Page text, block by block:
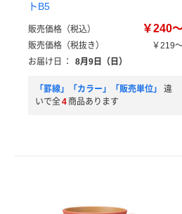
トB5
販売価格（税込） ￥240
販売価格（税抜き）
￥219
お届け日
： 8月9日（日）
「罫線」「カラー」「販売単位」
違
いで全4 商品あります